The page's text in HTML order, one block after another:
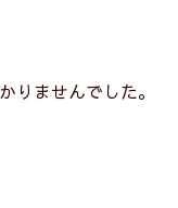
りませんでした。